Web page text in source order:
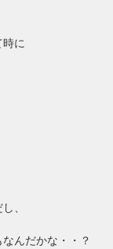
に
、
んだかな・・？